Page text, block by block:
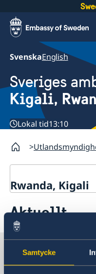
Samtycke
SvenskaEnglish
Sveriges
Kigali,
Lokal tid13:10
Rwanda, Kigali
Om oss
Ambassadens personal
Så stöttar vi svenska
Team Sweden
Så kan du få stöd
Aktuellt
Nyheter
Aktuellt
Sverige i